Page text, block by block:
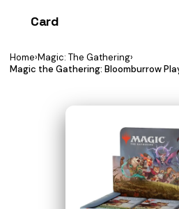
Card
Home›Magic: The Gathering›
Magic the Gathering: Bloomburrow